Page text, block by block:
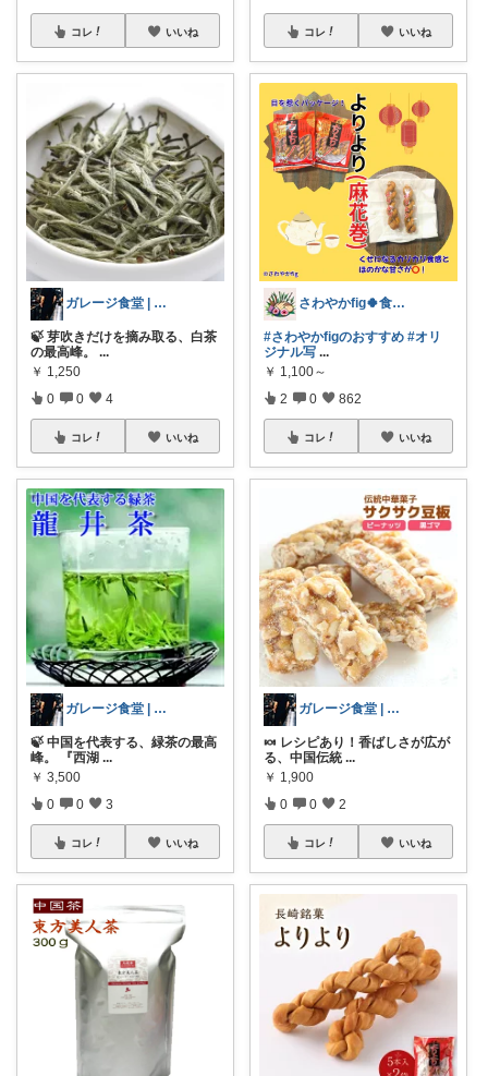
コレ いいね
ガレージ食堂 | 開業準備中
🍃 芽吹きだけを摘み取る、白茶
の最高峰。 ...
￥ 1,250
0 0 4
コレ いいね
ガレージ食堂 | 開業準備中
🍃 中国を代表する、緑茶の最高
峰。 『西湖 ...
￥ 3,500
0 0 3
コレ いいね
コレ いいね
さわやかfig🍀食と暮らしを楽しむ
#さわやかfigのおすすめ #オリ
ジナル写 ...
￥ 1,100～
2 0 862
コレ いいね
ガレージ食堂 | 開業準備中
🍬 レシピあり！香ばしさが広が
る、中国伝統 ...
￥ 1,900
0 0 2
コレ いいね